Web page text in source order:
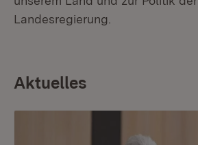
Landesregierung.
Aktuelles